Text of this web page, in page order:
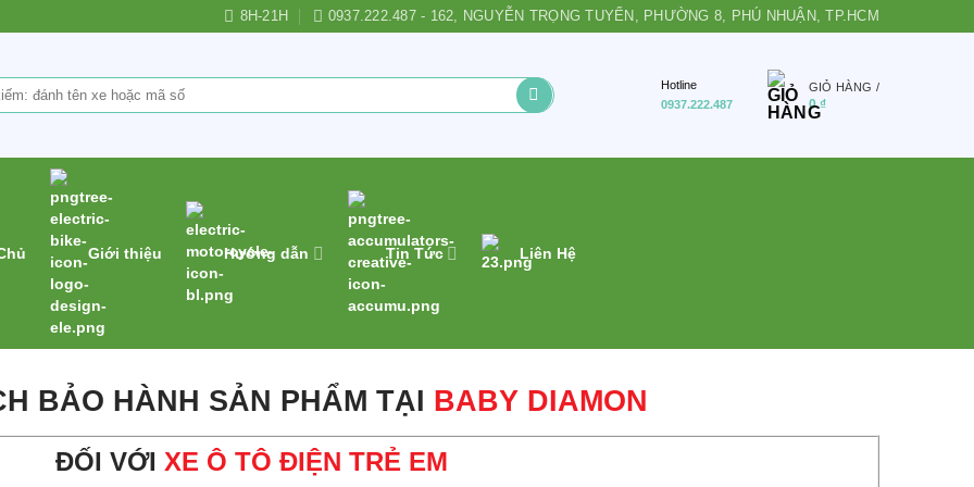
8H-21H 0937.222.487 - 162, NGUYỄN TRỌNG TUYỂN, PHƯỜNG 8, PHÚ NHUẬN, TP.HCM
Hotline
0937.222.487
GIỎ HÀNG /
0₫
Giới thiệu Hướng dẫn Tin Tức Liên Hệ
BẢO HÀNH SẢN PHẨM TẠI BABY DIAMON
ĐỐI VỚI XE Ô TÔ ĐIỆN TRẺ EM